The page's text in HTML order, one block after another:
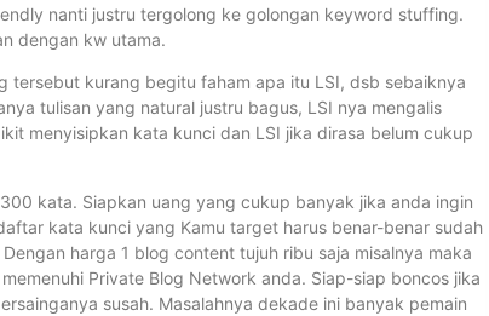
nanti justru tergolong ke golongan keyword stuffing.
dengan kw utama.
tersebut kurang begitu faham apa itu LSI, dsb sebaiknya
tulisan yang natural justru bagus, LSI nya mengalis
menyisipkan kata kunci dan LSI jika dirasa belum cukup
kata. Siapkan uang yang cukup banyak jika anda ingin
kata kunci yang Kamu target harus benar-benar sudah
harga 1 blog content tujuh ribu saja misalnya maka
Private Blog Network anda. Siap-siap boncos jika
susah. Masalahnya dekade ini banyak pemain